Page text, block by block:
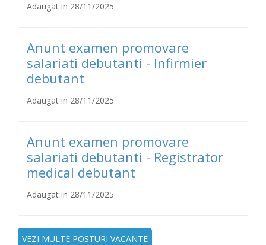
Adaugat in 28/11/2025
Anunt examen promovare
salariati debutanti - Infirmier
debutant
Adaugat in 28/11/2025
Anunt examen promovare
salariati debutanti - Registrator
medical debutant
Adaugat in 28/11/2025
VEZI MULTE POSTURI VACANTE